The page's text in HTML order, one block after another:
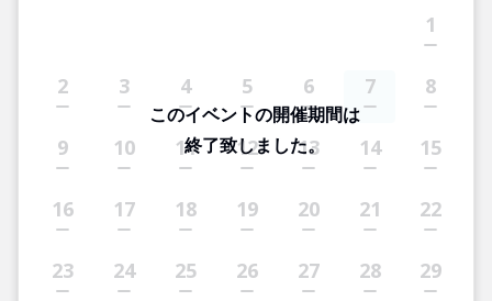
1
2 3 4 5 6 7 8
9 10 11 12 13 14 15
16 17 18 19 20 21 22
23 24 25 26 27 28 29
このイベントの開催期間は
終了致しました。